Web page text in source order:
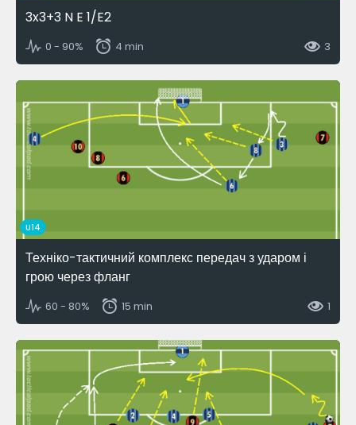
3x3+3 N E 1/E2
0 - 90% 4 min 3
U14
Техніко-тактичний комплекс передач з ударом і
грою через фланг
60 - 80% 15 min 1